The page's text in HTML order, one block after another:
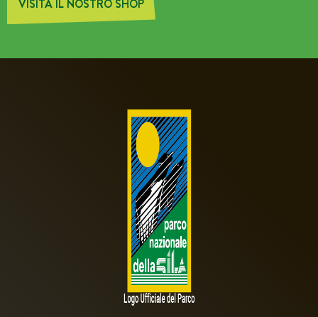
VISITA IL NOSTRO SHOP